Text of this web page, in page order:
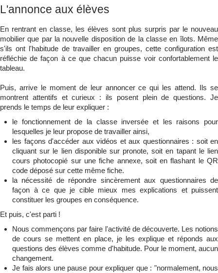
L'annonce aux élèves
En rentrant en classe, les élèves sont plus surpris par le nouveau
mobilier que par la nouvelle disposition de la classe en îlots. Même
s'ils ont l'habitude de travailler en groupes, cette configuration est
réfléchie de façon à ce que chacun puisse voir confortablement le
tableau.
Puis, arrive le moment de leur annoncer ce qui les attend. Ils se
montrent attentifs et curieux : ils posent plein de questions. Je
prends le temps de leur expliquer :
le fonctionnement de la classe inversée et les raisons pour
lesquelles je leur propose de travailler ainsi,
les façons d'accéder aux vidéos et aux questionnaires : soit en
cliquant sur le lien disponible sur pronote, soit en tapant le lien
cours photocopié sur une fiche annexe, soit en flashant le QR
code déposé sur cette même fiche.
la nécessité de répondre sincèrement aux questionnaires de
façon à ce que je cible mieux mes explications et puissent
constituer les groupes en conséquence.
Et puis, c'est parti !
Nous commençons par faire l'activité de découverte. Les notions
de cours se mettent en place, je les explique et réponds aux
questions des élèves comme d'habitude. Pour le moment, aucun
changement.
Je fais alors une pause pour expliquer que : "normalement, nous